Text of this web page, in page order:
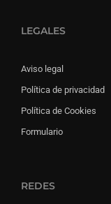
LEGALES
Aviso legal
Política de privacidad
Política de Cookies
Formulario
REDES